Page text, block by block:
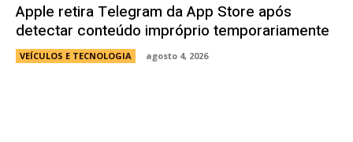
Apple retira Telegram da App Store após
detectar conteúdo impróprio temporariamente
VEÍCULOS E TECNOLOGIA agosto 4, 2026